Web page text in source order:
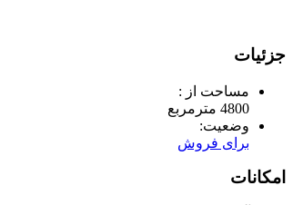
جزئیات
مساحت از :
4800 مترمربع
وضعیت:
برای فروش
امکانات